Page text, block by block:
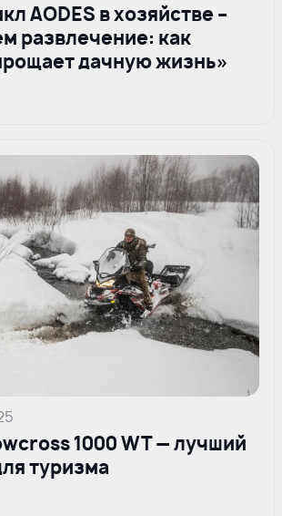
AODES в хозяйстве –
развлечение: как
дачную жизнь»
1000 WT — лучший
туризма